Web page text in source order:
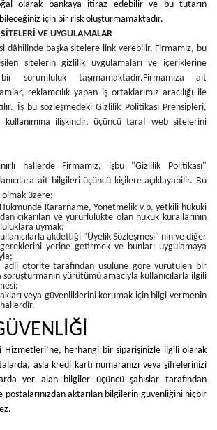
olarak bankaya itiraz edebilir ve bu tutarın
için bir risk oluşturmamaktadır.
VE UYGULAMALAR
dâhilinde başka sitelere link verebilir. Firmamız, bu
sitelerin gizlilik uygulamaları ve içeriklerine
sorumluluk taşımamaktadır.Firmamıza ait
reklamcılık yapan iş ortaklarımız aracılığı ile
İş bu sözleşmedeki Gizlilik Politikası Prensipleri,
kullanımına ilişkindir, üçüncü taraf web sitelerini
hallerde Firmamız, işbu "Gizlilik Politikası"
ait bilgileri üçüncü kişilere açıklayabilir. Bu
olmak üzere;
Kararname, Yönetmelik v.b. yetkili hukuki
çıkarılan ve yürürlülükte olan hukuk kurallarının
uymak;
akdettiği "Üyelik Sözleşmesi"'nin ve diğer
yerine getirmek ve bunları uygulamaya
adli otorite tarafından usulüne göre yürütülen bir
soruşturmanın yürütümü amacıyla kullanıcılarla ilgili
veya güvenliklerini korumak için bilgi vermenin
Hizmetleri’ne, herhangi bir siparişinizle ilgili olarak
asla kredi kartı numaranızı veya şifrelerinizi
yer alan bilgiler üçüncü şahıslar tarafından
postalarınızdan aktarılan bilgilerin güvenliğini hiçbir